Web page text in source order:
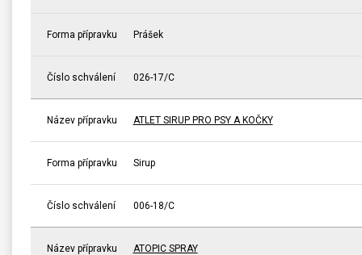
Forma přípravku Prášek
Číslo schválení 026-17/C
Název přípravku ATLET SIRUP PRO PSY A KOČKY
Forma přípravku Sirup
Číslo schválení 006-18/C
Název přípravku ATOPIC SPRAY